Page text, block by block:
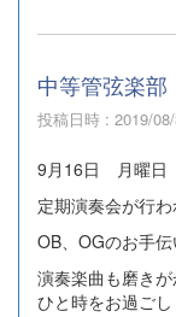
中等管弦楽
投稿日時 : 2019/
9月16日 月曜日
定期演奏会が行わ
OB、OGのお手
演奏楽曲も磨き
ひと時をお過ごし